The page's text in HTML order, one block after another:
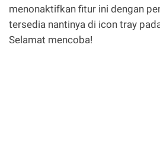
menonaktifkan fitur ini dengan
tersedia nantinya di icon tray
Selamat mencoba!